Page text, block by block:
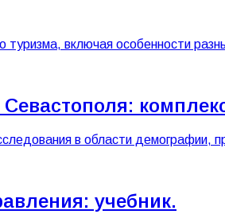
туризма, включая особенности
в области демографии,
учебник.